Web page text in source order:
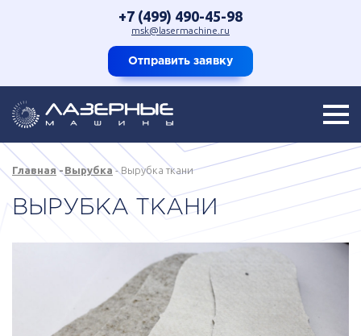
Отправить заявку
msk@lasermachine.ru
+7 (499) 490-45-98
Главная Вырубка Вырубка ткани
ВЫРУБКА ТКАНИ